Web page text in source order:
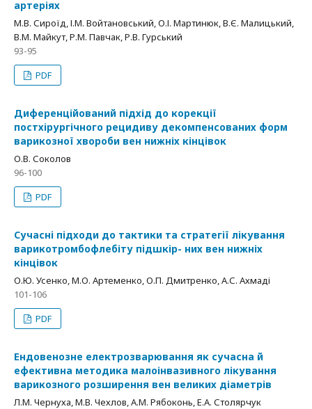
артеріях
М.В. Сироїд, І.М. Войтановський, О.І. Мартинюк, В.Є. Малицький,
В.М. Майкут, Р.М. Павчак, Р.В. Гурський
93-95
PDF
Диференційований підхід до корекції
постхірургічного рецидиву декомпенсованих форм
варикозної хвороби вен нижніх кінцівок
О.В. Соколов
96-100
PDF
Сучасні підходи до тактики та стратегії лікування
варикотромбофлебіту підшкір- них вен нижніх
кінцівок
О.Ю. Усенко, М.О. Артеменко, О.П. Дмитренко, А.С. Ахмаді
101-106
PDF
Ендовенозне електрозварювання як сучасна й
ефективна методика малоінвазивного лікування
варикозного розширення вен великих діаметрів
Л.М. Чернуха, М.В. Чехлов, А.М. Рябоконь, Е.А. Столярчук